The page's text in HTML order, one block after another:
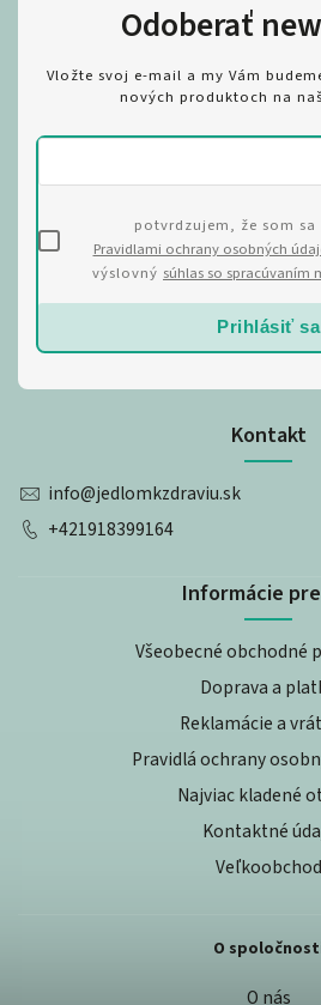
Kontakt
info@jedlomkzdraviu.sk
+421918399164
Informácie
Všeobecné obchodné
Doprava a
Reklamácie a
Pravidlá ochrany
Najviac kladené
Kontaktné
Veľkoobchod
O
O nás
Odoberať
Vložte svoj e-mail a my Vám
nových produktoch na
potvrdzujem, že som
Pravidlami ochrany osobných
výslovný súhlas so
Prihlásiť sa